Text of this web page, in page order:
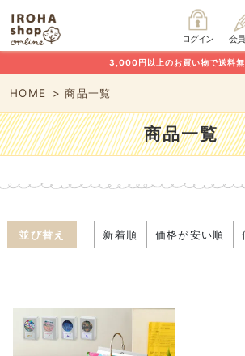
会
ログイン
3,000円以上のお買い物で送料
HOME 商品一覧
商品一覧
並び替え 新着順 価格が安い順